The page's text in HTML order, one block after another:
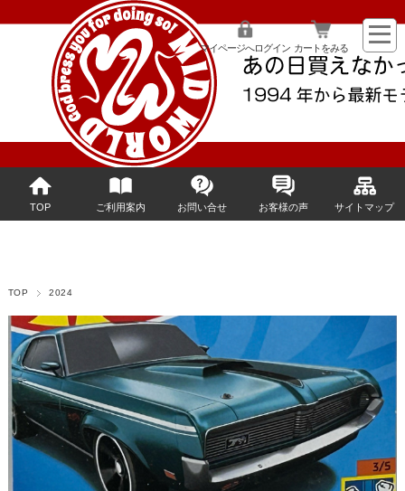
マイページへログイン カートをみる
TOP ご利用案内 お問い合せ お客様の声 サイトマップ
TOP 2024